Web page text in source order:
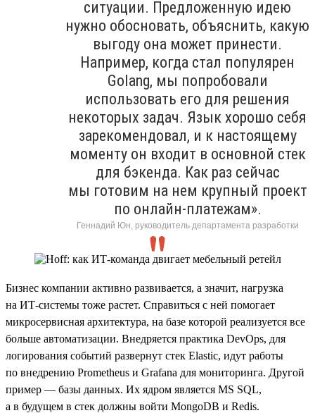
ситуации. Предложенную идею
нужно обосновать, объяснить, какую
выгоду она может принести.
Например, когда стал популярен
Golang, мы попробовали
использовать его для решения
некоторых задач. Язык хорошо себя
зарекомендовал, и к настоящему
моменту он входит в основной стек
для бэкенда. Как раз сейчас
мы готовим на нем крупный проект
по онлайн-платежам».
Геннадий Юн, руководитель департамента разработки
Бизнес компании активно развивается, а значит, нагрузка
на ИТ-системы тоже растет. Справиться с ней помогает
микросервисная архитектура, на базе которой реализуется все
больше автоматизации. Внедряется практика DevOps, для
логирования событий развернут стек Elastic, идут работы
по внедрению Prometheus и Grafana для мониторинга. Другой
пример — базы данных. Их ядром является MS SQL,
а в будущем в стек должны войти MongoDB и Redis.